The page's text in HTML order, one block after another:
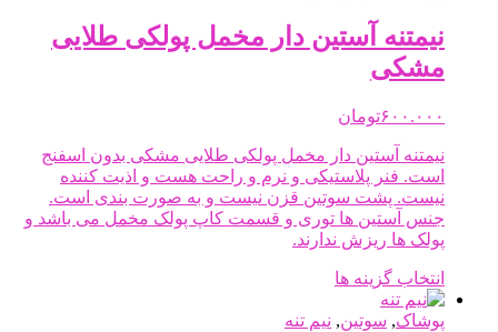
مختلفی
می
است
در
صفحه
محصول
انتخاب
نیمتنه آستین دار مخمل پولکی طلایی
مشکی
۶۰۰.۰۰۰تومان
نیمتنه آستین دار مخمل پولکی طلایی مشکی بدون اسفنج
است. فنر پلاستیکی و نرم و راحت هست و اذیت کننده
نیست. پشت سوتین قزن نیست و به صورت بندی است.
جنس آستین ها توری و قسمت کاپ پولک مخمل می باشد و
پولک ها ریزش ندارند.
انتخاب گزینه ها
دارای
پوشاک, سوتین, نیم تنه